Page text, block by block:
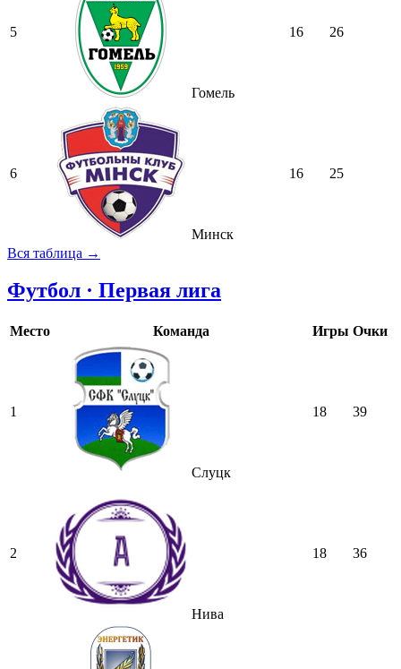
5
Гомель
16 26
6
Минск
16 25
Вся таблица →
Футбол · Первая лига
Место Команда Игры Очки
1
Слуцк
18 39
2
Нива
18 36